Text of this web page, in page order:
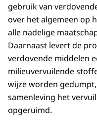
gebruik van
over het algemeen op
alle nadelige
Daarnaast levert de
verdovende middelen
milieuvervuilende
wijze worden
samenleving het
opgeruimd.